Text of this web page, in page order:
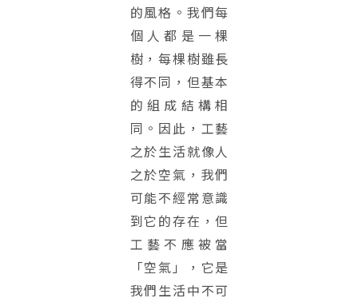
的風格。我們每
個人都是一棵
樹，每棵樹雖長
得不同，但基本
的組成結構相
同。因此，工藝
之於生活就像人
之於空氣，我們
可能不經常意識
到它的存在，但
工藝不應被當
「空氣」，它是
我們生活中不可